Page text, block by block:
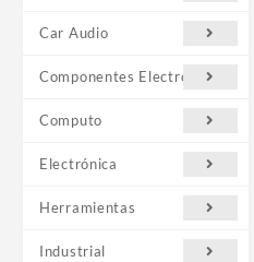
Car Audio
Componentes Electrónicos
Computo
Electrónica
Herramientas
Industrial